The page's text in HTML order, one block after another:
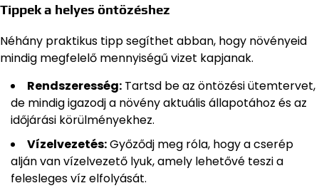
Tippek a helyes öntözéshez
Néhány praktikus tipp segíthet abban, hogy növényeid
mindig megfelelő mennyiségű vizet kapjanak.
Rendszeresség: Tartsd be az öntözési ütemtervet,
de mindig igazodj a növény aktuális állapotához és az
időjárási körülményekhez.
Vízelvezetés:Győződj meg róla, hogy a cserép
alján van vízelvezető lyuk, amely lehetővé teszi a
felesleges víz elfolyását.